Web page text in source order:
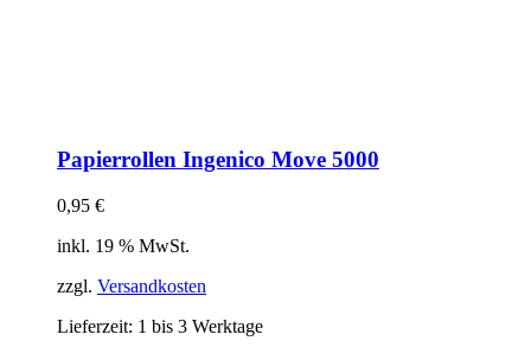
Papierrollen Ingenico Move 5000
0,95 €
inkl. 19 % MwSt.
zzgl. Versandkosten
Lieferzeit: 1 bis 3 Werktage